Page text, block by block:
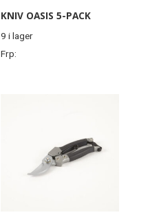
KNIV OASIS 5-PACK
9 i lager
Frp: